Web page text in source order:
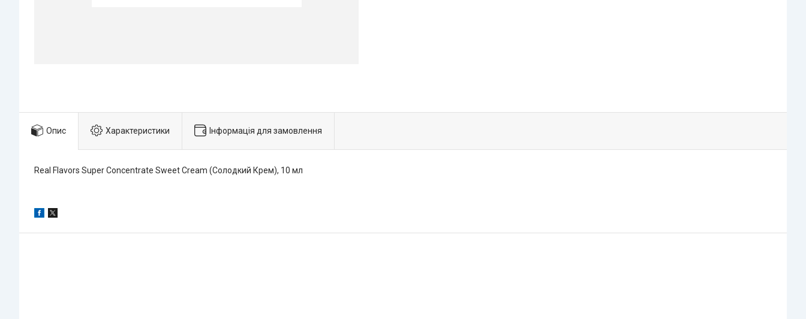
Опис Характеристики Інформація для замовлення
Real Flavors Super Concentrate Sweet Cream (Солодкий Крем), 10 мл